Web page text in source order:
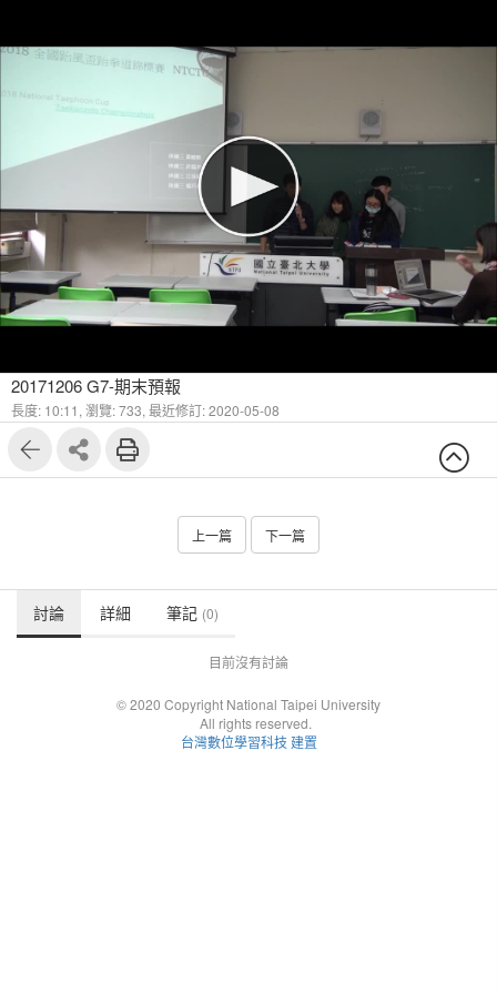
20171206 G7-期末預報
長度: 10:11, 瀏覽: 733, 最近修訂: 2020-05-08
上一篇 下一篇
討論 詳細 筆記 (0)
目前沒有討論
© 2020 Copyright National Taipei University
All rights reserved.
台灣數位學習科技 建置